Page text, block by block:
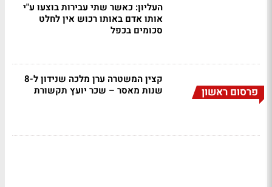
העליון: כאשר שתי עבירות בוצעו ע"י
אותו אדם באותו רכוש אין לחלט
סכומים בכפל
פרסום ראשון
קצין המשטרה ערן מלכה שנידון ל-8
שנות מאסר – שכר יועץ תקשורת